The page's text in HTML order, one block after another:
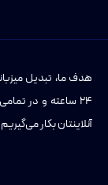
هدف ما، تبدیل
۲۴ ساعته و در
آنلاینتان بکار